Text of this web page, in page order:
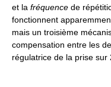
et la fréquence de
fonctionnent
mais un troisième
compensation entre les
régulatrice de la prise sur